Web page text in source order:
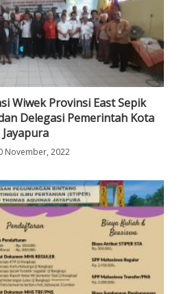
Wiwek Provinsi East Sepik
Delegasi Pemerintah Kota
Jayapura
November, 2022